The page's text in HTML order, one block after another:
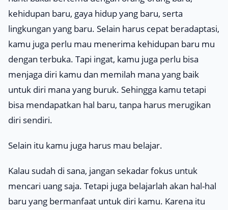
kehidupan baru, gaya hidup yang baru, serta
lingkungan yang baru. Selain harus cepat beradaptasi,
kamu juga perlu mau menerima kehidupan baru mu
dengan terbuka. Tapi ingat, kamu juga perlu bisa
menjaga diri kamu dan memilah mana yang baik
untuk diri mana yang buruk. Sehingga kamu tetapi
bisa mendapatkan hal baru, tanpa harus merugikan
diri sendiri.
Selain itu kamu juga harus mau belajar.
Kalau sudah di sana, jangan sekadar fokus untuk
mencari uang saja. Tetapi juga belajarlah akan hal-hal
baru yang bermanfaat untuk diri kamu. Karena itu